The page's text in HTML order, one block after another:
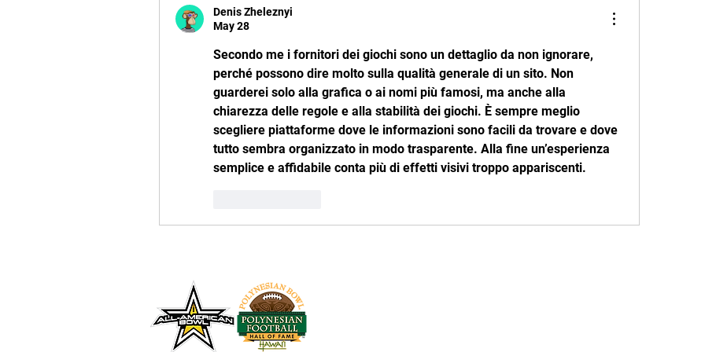
Denis Zheleznyi
May 28
Secondo me i fornitori dei giochi sono un dettaglio da non ignorare,
perché possono dire molto sulla qualità generale di un sito. Non
guarderei solo alla grafica o ai nomi più famosi, ma anche alla
chiarezza delle regole e alla stabilità dei giochi. È sempre meglio
scegliere piattaforme dove le informazioni sono facili da trovare e dove
tutto sembra organizzato in modo trasparente. Alla fine un’esperienza
semplice e affidabile conta più di effetti visivi troppo appariscenti.